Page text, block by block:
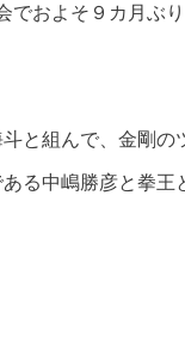
でおよそ９カ月ぶ
と組んで、金剛の
る中嶋勝彦と拳王